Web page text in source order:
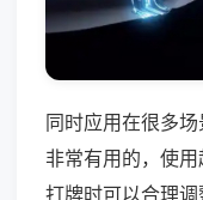
同时应用在很多
非常有用的，使
打牌时可以合理